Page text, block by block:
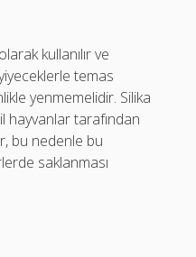
kullanılır ve
temas
yenmemelidir. Silika
hayvanlar tarafından
bu nedenle bu
saklanması